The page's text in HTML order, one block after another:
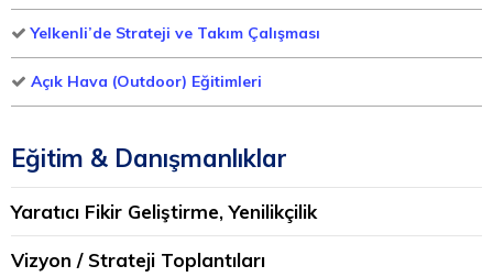
Yelkenli’de Strateji ve Takım Çalışması
Açık Hava (Outdoor) Eğitimleri
Eğitim & Danışmanlıklar
Yaratıcı Fikir Geliştirme, Yenilikçilik
Vizyon / Strateji Toplantıları